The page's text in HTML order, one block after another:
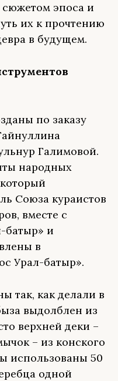
сюжетом эпоса и
их к прочтению
в будущем.
по заказу
Галимовой.
народных
Союза кураистов
вместе с
батыр» и
в
Урал-батыр».
так, как делали в
выдолблен из
верхней деки –
– из конского
использованы 50
одной